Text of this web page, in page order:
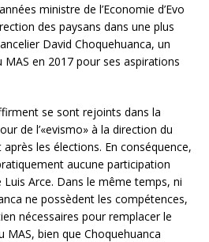
ministre de l’Economie d’Evo
des paysans dans une plus
David Choquehuanca, un
en 2017 pour ses aspirations
se sont rejoints dans la
de l’«evismo» à la direction du
les élections. En conséquence,
aucune participation
Arce. Dans le même temps, ni
ne possèdent les compétences,
nécessaires pour remplacer le
bien que Choquehuanca